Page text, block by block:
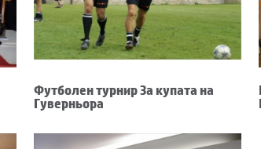
Футболен турнир За купата на
Гуверньорa